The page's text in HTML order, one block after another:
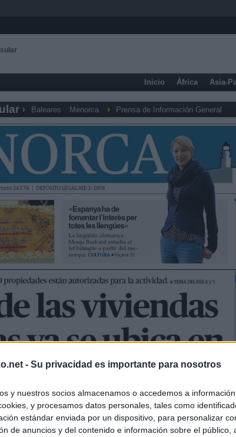
- Su privacidad es importante para nosotros
y nuestros socios almacenamos o accedemos a
y procesamos datos personales, tales como
estándar enviada por un dispositivo, para personalizar
de anuncios y del contenido e información sobre el público,
Inicio África Asia-
Baleares Menorca Prensa de Información General